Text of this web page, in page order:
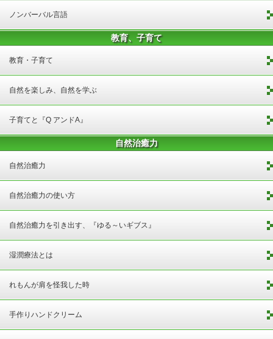
ノンバーバル言語
教育、子育て
教育・子育て
自然を楽しみ、自然を学ぶ
子育てと『Q アンドA』
自然治癒力
自然治癒力
自然治癒力の使い方
自然治癒力を引き出す、『ゆる～いギブス』
湿潤療法とは
れもんが肩を怪我した時
手作りハンドクリーム